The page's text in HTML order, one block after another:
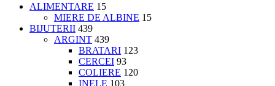
ALIMENTARE 15
MIERE DE ALBINE 15
BIJUTERII 439
ARGINT 439
BRATARI 123
CERCEI 93
COLIERE 120
INELE 103